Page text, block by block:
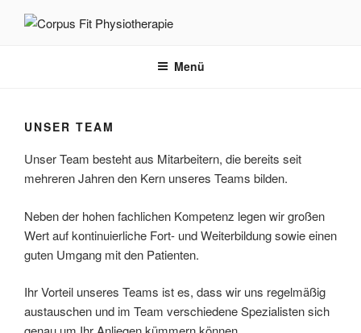
Inhalt
Menü
UNSER TEAM
Unser Team besteht aus Mitarbeitern, die bereits seit
mehreren Jahren den Kern unseres Teams bilden.
Neben der hohen fachlichen Kompetenz legen wir großen
Wert auf kontinuierliche Fort- und Weiterbildung sowie einen
guten Umgang mit den Patienten.
Ihr Vorteil unseres Teams ist es, dass wir uns regelmäßig
austauschen und im Team verschiedene Spezialisten sich